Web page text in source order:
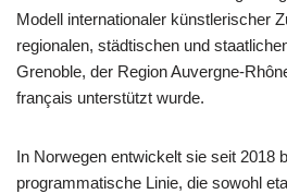
Modell internationaler künstlerischer
regionalen, städtischen und
Grenoble, der Region Auvergne-
français unterstützt wurde.
In Norwegen entwickelt sie seit 2018
programmatische Linie, die sowohl